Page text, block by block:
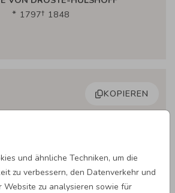
und ähnliche Techniken, um die
zu verbessern, den Datenverkehr und
Website zu analysieren sowie für
1797
1848
KOPIEREN
tot, sondern nur untergegangen
Wir trauern nicht über einen,
uns verborgen hält. Nicht unter
wir dich, sondern unter
Seligen des Himmels.